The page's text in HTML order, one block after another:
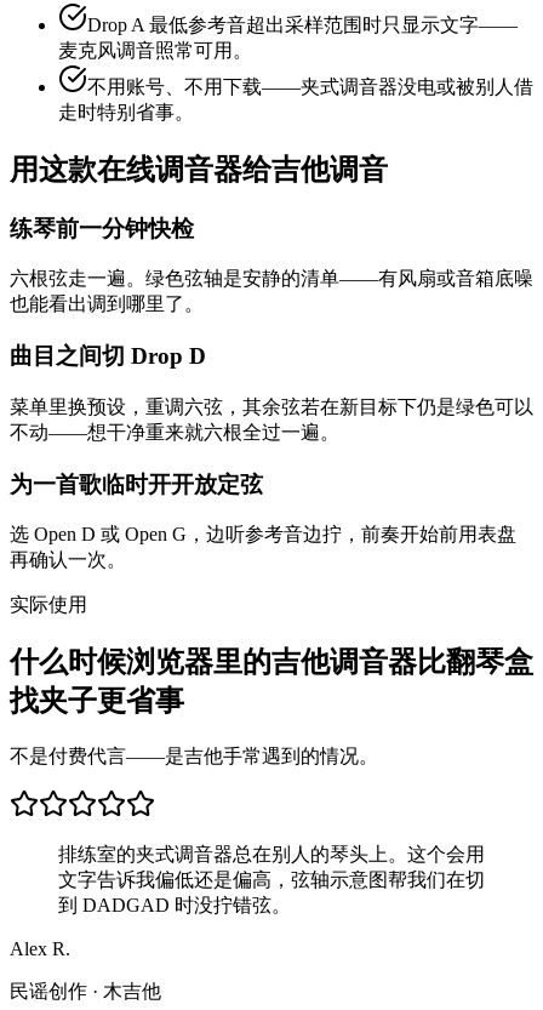
Drop A 最低参考音超出采样范围时只显示文字——
麦克风调音照常可用。
不用账号、不用下载——夹式调音器没电或被别人借
走时特别省事。
用这款在线调音器给吉他调音
练琴前一分钟快检
六根弦走一遍。绿色弦轴是安静的清单——有风扇或音箱底噪
也能看出调到哪里了。
曲目之间切 Drop D
菜单里换预设，重调六弦，其余弦若在新目标下仍是绿色可以
不动——想干净重来就六根全过一遍。
为一首歌临时开开放定弦
选 Open D 或 Open G，边听参考音边拧，前奏开始前用表盘
再确认一次。
实际使用
什么时候浏览器里的吉他调音器比翻琴盒
找夹子更省事
不是付费代言——是吉他手常遇到的情况。
排练室的夹式调音器总在别人的琴头上。这个会用
文字告诉我偏低还是偏高，弦轴示意图帮我们在切
到 DADGAD 时没拧错弦。
Alex R.
民谣创作 · 木吉他